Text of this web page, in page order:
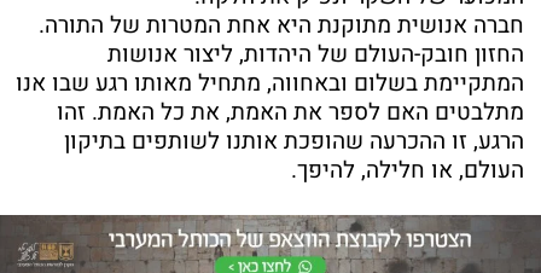
חברה אנושית מתוקנת היא אחת המטרות של התורה.
החזון חובק-העולם של היהדות, ליצור אנושות
המתקיימת בשלום ובאחווה, מתחיל מאותו רגע שבו אנו
מתלבטים האם לספר את האמת, את כל האמת. זהו
הרגע, זו ההכרעה שהופכת אותנו לשותפים בתיקון
העולם, או חלילה, להיפך.